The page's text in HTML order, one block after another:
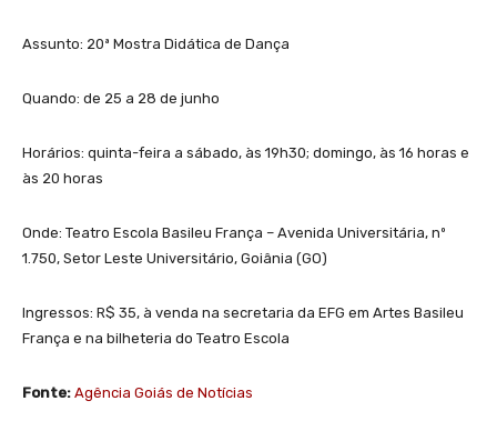
Assunto: 20ª Mostra Didática de Dança
Quando: de 25 a 28 de junho
Horários: quinta-feira a sábado, às 19h30; domingo, às 16 horas e
às 20 horas
Onde: Teatro Escola Basileu França – Avenida Universitária, nº
1.750, Setor Leste Universitário, Goiânia (GO)
Ingressos: R$ 35, à venda na secretaria da EFG em Artes Basileu
França e na bilheteria do Teatro Escola
Fonte: Agência Goiás de Notícias